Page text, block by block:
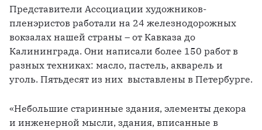
Представители Ассоциации художников-
пленэристов работали на 24 железнодорожных
вокзалах нашей страны – от Кавказа до
Калининграда. Они написали более 150 работ в
разных техниках: масло, пастель, акварель и
уголь. Пятьдесят из них  выставлены в Петербурге.
«Небольшие старинные здания, элементы декора
и инженерной мысли, здания, вписанные в